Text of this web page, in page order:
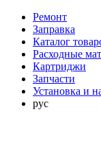
Ремонт
Заправка
Каталог
Расходные
Картриджи
Запчасти
Установка и
рус